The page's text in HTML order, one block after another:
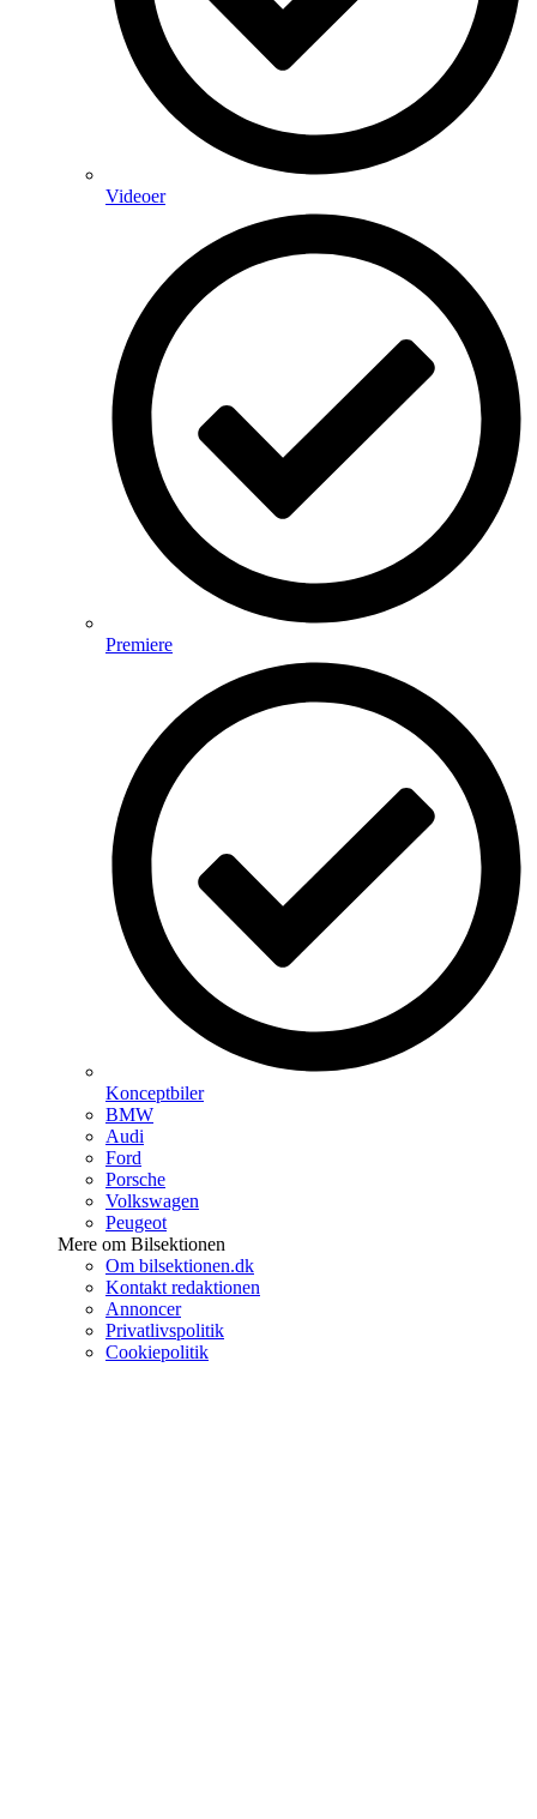
Videoer
Premiere
Konceptbiler
BMW
Audi
Ford
Porsche
Volkswagen
Peugeot
Mere om Bilsektionen
Om bilsektionen.dk
Kontakt redaktionen
Annoncer
Privatlivspolitik
Cookiepolitik